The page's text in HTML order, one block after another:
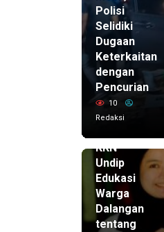
Polisi
Selidiki
Dugaan
Keterkaitan
dengan
Pencurian
10
Redaksi
KKN
Undip
Edukasi
Warga
Dalangan
tentang